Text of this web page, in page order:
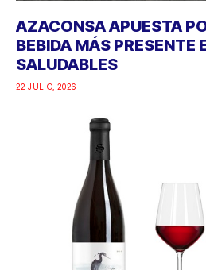
AZACONSA APUESTA
BEBIDA MÁS PRESENTE
SALUDABLES
22 JULIO, 2026